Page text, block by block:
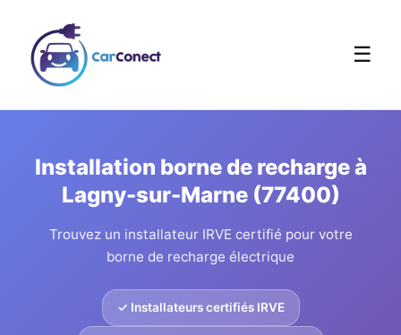
☰
Installation borne de recharge à
Lagny-sur-Marne (77400)
Trouvez un installateur IRVE certifié pour votre
borne de recharge électrique
✓ Installateurs certifiés IRVE